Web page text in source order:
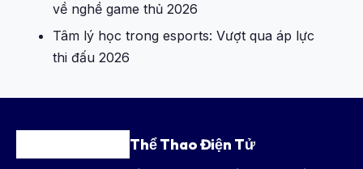
về nghề game thủ 2026
Tâm lý học trong esports: Vượt qua áp lực
thi đấu 2026
Thể Thao Điện Tử